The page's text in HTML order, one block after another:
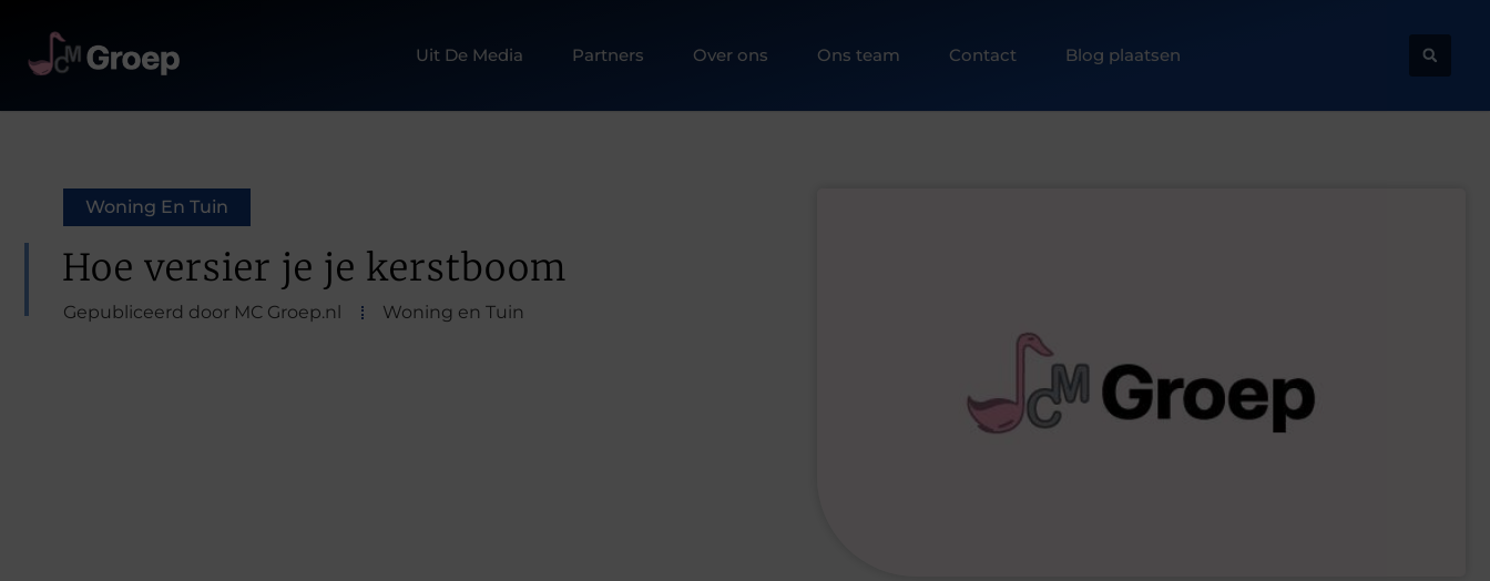
Uit De Media Partners Over ons Ons team Contact Blog plaatsen
Woning En Tuin
Hoe versier je je kerstboom
Gepubliceerd door MC Groep.nl Woning en Tuin